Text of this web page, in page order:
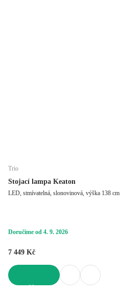
Trio
Stojací lampa Keaton
LED, stmívatelná, slonovinová, výška 138 cm
Doručíme od 4. 9. 2026
7 449 Kč